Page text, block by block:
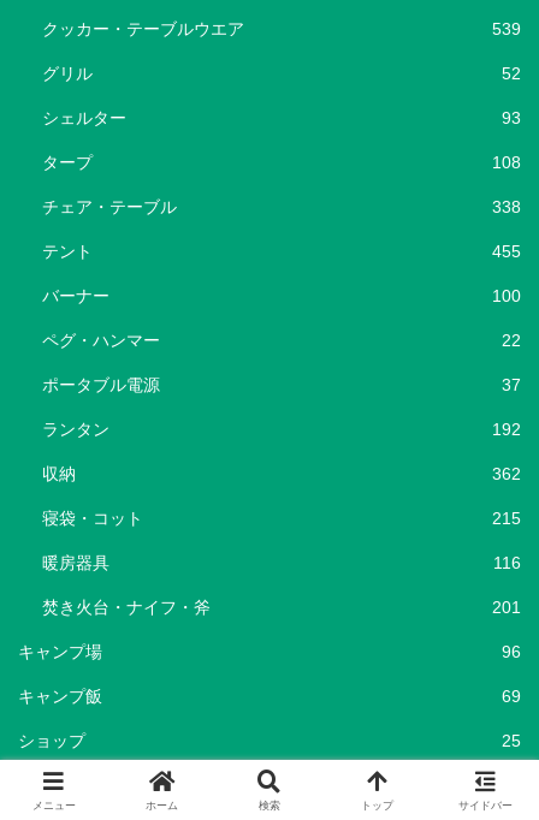
クッカー・テーブルウエア 539
グリル 52
シェルター 93
タープ 108
チェア・テーブル 338
テント 455
バーナー 100
ペグ・ハンマー 22
ポータブル電源 37
ランタン 192
収納 362
寝袋・コット 215
暖房器具 116
焚き火台・ナイフ・斧 201
キャンプ場 96
キャンプ飯 69
ショップ 25
セール情報 786
メニュー ホーム 検索 トップ サイドバー